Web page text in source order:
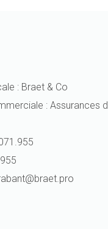
: Braet & Co
: Assurances